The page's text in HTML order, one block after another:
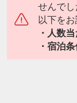
せんでし
以下をお
・人数
・宿泊